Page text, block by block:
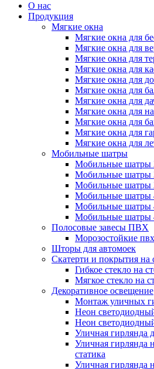
О нас
Продукция
Мягкие окна
Мягкие окна для
Мягкие окна для
Мягкие окна для
Мягкие окна для
Мягкие окна для
Мягкие окна для
Мягкие окна для
Мягкие окна для
Мягкие окна для
Мягкие окна для
Мягкие окна для
Мобильные шатры
Мобильные шатры
Мобильные шатры
Мобильные шатры
Мобильные шатры
Мобильные шатры
Мобильные шатры
Полосовые завесы ПВХ
Морозостойкие
Шторы для автомоек
Скатерти и покрытия
Гибкое стекло на
Мягкое стекло на
Декоративное освещение
Монтаж уличных
Неон
Неон
Уличная гирлянда
Уличная гирлянда
статика
Уличная гирлянда